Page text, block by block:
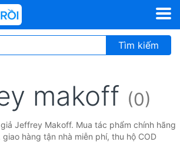
Tìm kiếm
makoff (0)
Jeffrey Makoff. Mua tác phẩm chính hãng
hàng tận nhà miễn phí, thu hộ COD